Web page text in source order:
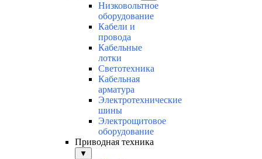
Низковольтное
оборудование
Кабели и
провода
Кабельные
лотки
Светотехника
Кабельная
арматура
Электротехнические
шины
Электрощитовое
оборудование
Приводная техника
▼